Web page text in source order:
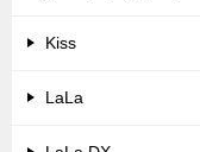
Kiss
LaLa